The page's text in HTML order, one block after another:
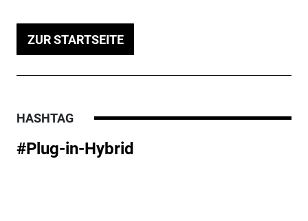
ZUR STARTSEITE
HASHTAG
#Plug-in-Hybrid